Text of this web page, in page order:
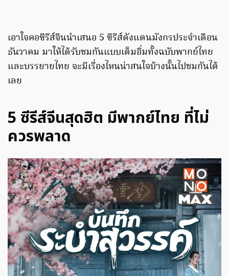
เอาใจคอซีรีส์จีนนำเสนอ 5 ซีรีส์ดังแดนมังกรประจำเดือน
ธันวาคม มาให้ได้รับชมกันแบบเต็มอิ่มทั้งฉบับพากย์ไทย
และบรรยายไทย จะมีเรื่องไหนน่าสนใจบ้างนั้นไปชมกันได้
เลย
5 ซีรีส์จีนสุดฮิต มีพากย์ไทย ที่ไม่
ควรพลาด